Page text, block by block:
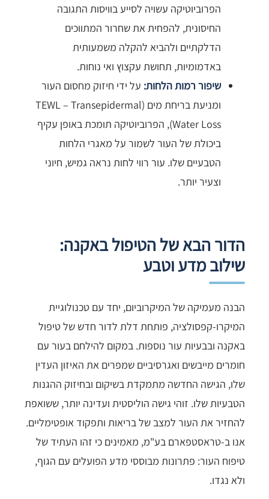
הפרוביוטיקה עשויה לסייע בוויסות התגובה
החיסונית, להפחית את שחרור המתווכים
הדלקתיים ולהביא להקלה משמעותית
באדמומיות, תחושת עקצוץ ואי נוחות.
שיפור רמות הלחות: על ידי חיזוק מחסום העור
ומניעת בריחת מים (TEWL – Transepidermal
Water Loss), הפרוביוטיקה תומכת באופן עקיף
ביכולת של העור לשמור על מאגרי הלחות
הטבעיים שלו. עור רווי לחות נראה גמיש, חיוני
וצעיר יותר.
הדור הבא של הטיפול באקנה:
שילוב מדע וטבע
הבנה מעמיקה של המיקרוביום, יחד עם טכנולוגיית
המיקרו-קפסולציה, פותחת דלת לדור חדש של טיפול
באקנה ובבעיות עור נוספות. במקום להילחם בעור עם
חומרים מייבשים ואגרסיביים שמפרים את האיזון העדין
שלו, הגישה החדשה מתמקדת בשיקום ובחיזוק ההגנות
הטבעיות שלו. זוהי גישה הוליסטית ועדינה יותר, ששואפת
להחזיר את העור למצב של בריאות ותפקוד אופטימליים.
אנו ב-טראסטפארם בע"מ, מאמינים כי זהו העתיד של
טיפוח העור: פתרונות מבוססי מדע הפועלים עם הגוף,
ולא נגדו.